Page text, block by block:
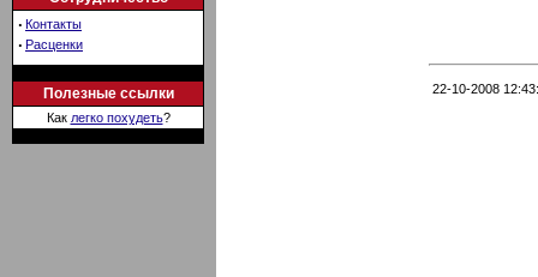
· Контакты
· Расценки
Полезные ссылки
Как легко похудеть?
22-10-2008